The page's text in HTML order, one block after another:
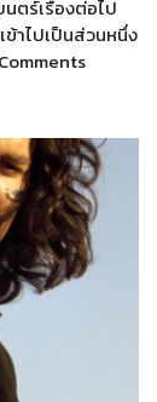
ตร์เรื่องต่อไป
ข้าไปเป็นส่วนหนึ่ง